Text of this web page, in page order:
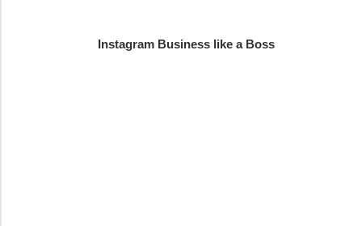
Instagram Business like a Boss